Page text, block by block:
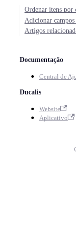
Ordenar itens por
Adicionar campos
Artigos
Documentação
Central de
Ducalis
Website
Aplicativo